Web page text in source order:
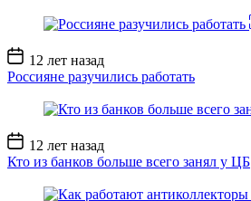
Дата
записи
12 лет назад
Россияне разучились работать
Дата
записи
12 лет назад
Кто из банков больше всего занял у ЦБ